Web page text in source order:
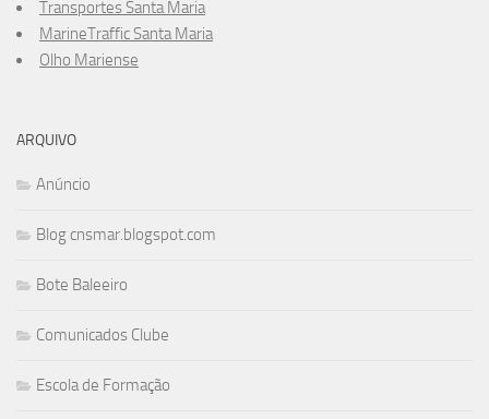
Transportes Santa Maria
MarineTraffic Santa Maria
Olho Mariense
ARQUIVO
Anúncio
Blog cnsmar.blogspot.com
Bote Baleeiro
Comunicados Clube
Escola de Formação